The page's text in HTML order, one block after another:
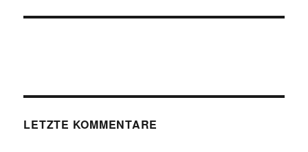
LETZTE KOMMENTARE